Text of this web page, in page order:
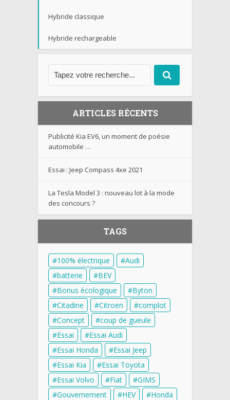
Hybride classique
Hybride rechargeable
ARTICLES RÉCENTS
Publicité Kia EV6, un moment de poésie
automobile …
Essai : Jeep Compass 4xe 2021
La Tesla Model 3 : nouveau lot à la mode
des concours ?
TAGS
100% électrique
Audi
batterie
BEV
Bonus écologique
Byton
Citadine
Citroen
complot
Concept
coup de gueule
Essai
Essai Audi
Essai Honda
Essai Jeep
Essai Kia
Essai Toyota
Essai Volvo
Fiat
GIMS
Gouvernement
HEV
Honda